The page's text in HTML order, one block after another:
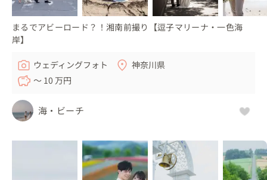
まるでアビーロード？！湘南前撮り【逗子マリーナ・一色海
岸】
ウェディングフォト
神奈川県
〜 10 万円
海・ビーチ